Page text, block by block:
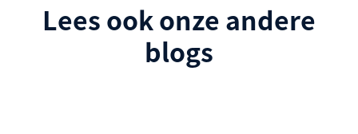
Lees ook onze andere
blogs